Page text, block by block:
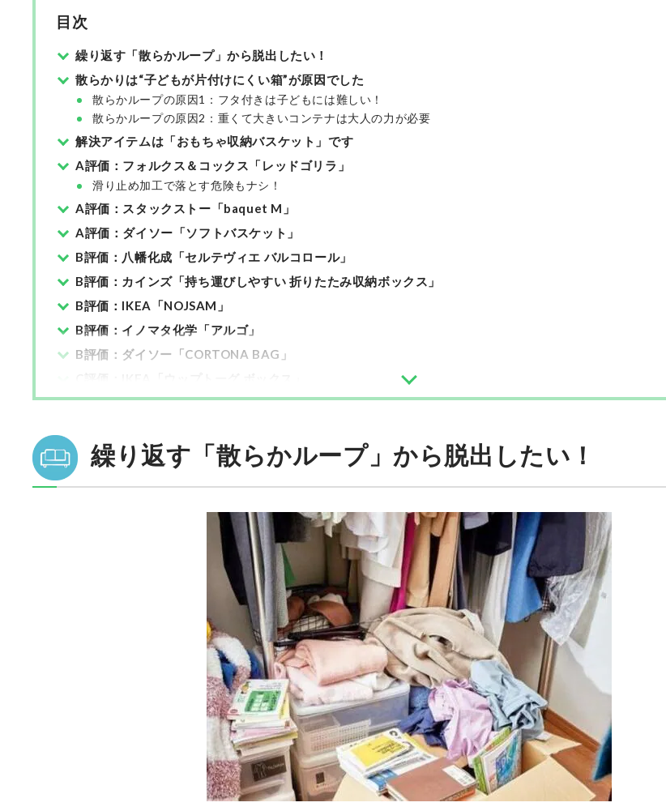
目次
繰り返す「散らかループ」から脱出したい！
散らかりは“子どもが片付けにくい箱”が原因でした
散らかループの原因1：フタ付きは子どもには難しい！
散らかループの原因2：重くて大きいコンテナは大人の力が必要
解決アイテムは「おもちゃ収納バスケット」です
A評価：フォルクス＆コックス「レッドゴリラ」
滑り止め加工で落とす危険もナシ！
A評価：スタックストー「baquet M」
A評価：ダイソー「ソフトバスケット」
B評価：八幡化成「セルテヴィエ バルコロール」
B評価：カインズ「持ち運びしやすい 折りたたみ収納ボックス」
B評価：IKEA「NOJSAM」
B評価：イノマタ化学「アルゴ」
B評価：ダイソー「CORTONA BAG」
繰り返す「散らかループ」から脱出したい！